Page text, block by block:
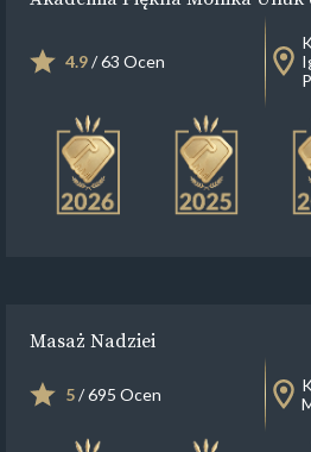
4.9/ 63 Ocen
Masaż Nadziei
5/ 695 Ocen